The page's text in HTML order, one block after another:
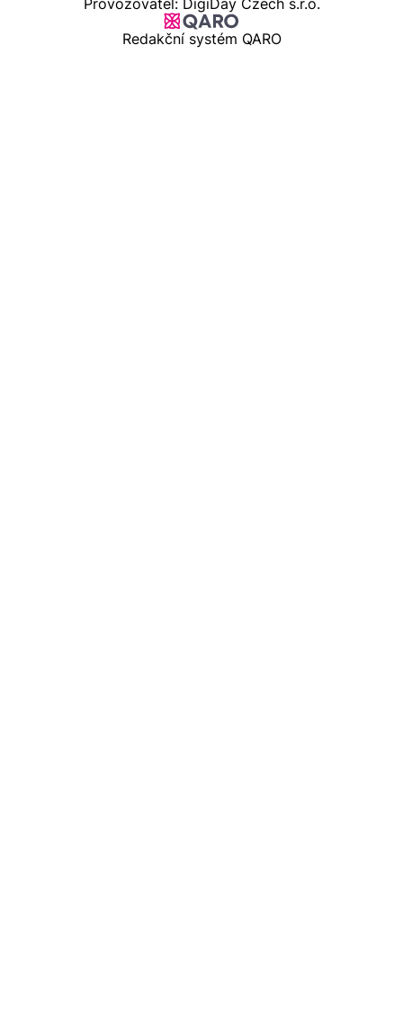
Provozovatel: DigiDay Czech s.r.o.
Redakční systém QARO